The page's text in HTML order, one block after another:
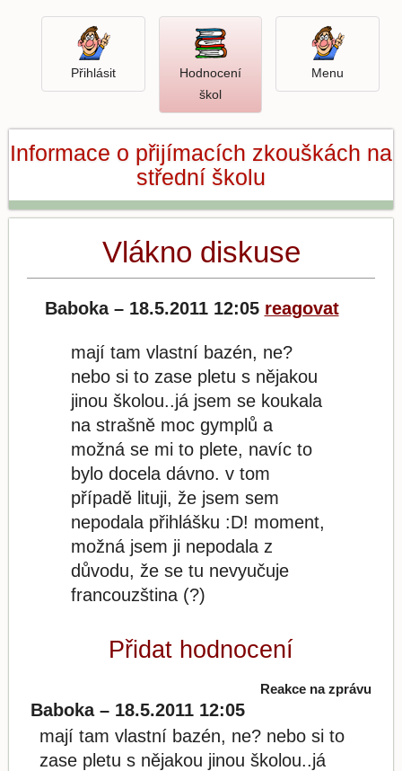
Menu
Hodnocení
školOtevři
hodnocení
PřihlásitPřihlásit
Informace o přijímacích zkouškách na
střední školu
Vlákno diskuse
Baboka – 18.5.2011 12:05 reagovat
mají tam vlastní bazén, ne?
nebo si to zase pletu s nějakou
jinou školou..já jsem se koukala
na strašně moc gymplů a
možná se mi to plete, navíc to
bylo docela dávno. v tom
případě lituji, že jsem sem
nepodala přihlášku :D! moment,
možná jsem ji nepodala z
důvodu, že se tu nevyučuje
francouzština (?)
Přidat hodnocení
Reakce na zprávu
Baboka – 18.5.2011 12:05
mají tam vlastní bazén, ne? nebo si to
zase pletu s nějakou jinou školou..já